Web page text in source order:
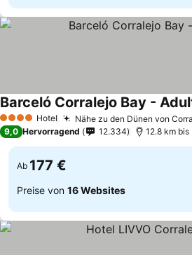
4 Sterne Hotel Nähe zu den Dünen von
Barceló Corralejo Bay -
9,0 Hervorragend 12.334 12.8 km bis
Ab 177 €
Preise von 16 Websites